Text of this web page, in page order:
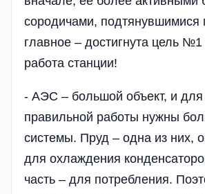
сородичами, подтянувшимися
главное – достигнута цель
работа станции!
- АЭС – большой объект, и для
правильной работы нужны
системы. Пруд – одна из них,
для охлаждения
часть – для потребления.